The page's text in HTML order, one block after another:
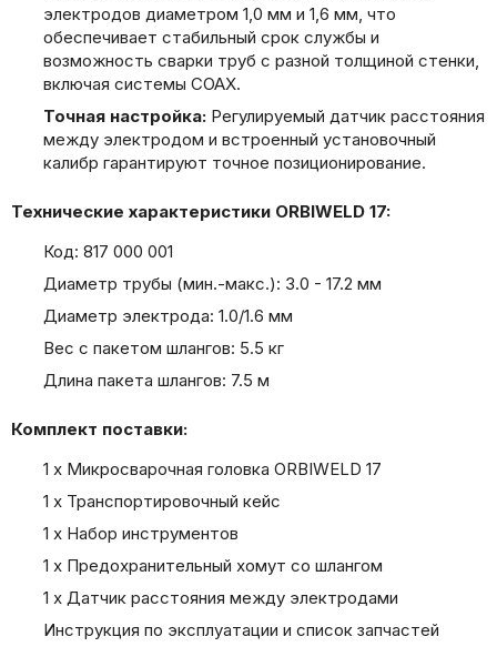
электродов диаметром 1,0 мм и 1,6 мм, что
обеспечивает стабильный срок службы и
возможность сварки труб с разной толщиной стенки,
включая системы COAX.
Точная настройка:Регулируемый датчик расстояния
между электродом и встроенный установочный
калибр гарантируют точное позиционирование.
Технические характеристики ORBIWELD 17:
Код: 817 000 001
Диаметр трубы (мин.-макс.): 3.0 - 17.2 мм
Диаметр электрода: 1.0/1.6 мм
Вес с пакетом шлангов: 5.5 кг
Длина пакета шлангов: 7.5 м
Комплект поставки:
1 x Микросварочная головка ORBIWELD 17
1 x Транспортировочный кейс
1 x Набор инструментов
1 x Предохранительный хомут со шлангом
1 x Датчик расстояния между электродами
Инструкция по эксплуатации и список запчастей